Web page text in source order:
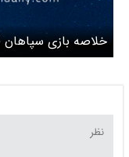
خلاصه بازی سپاهان 5 - هوادار 0 + ویدیو